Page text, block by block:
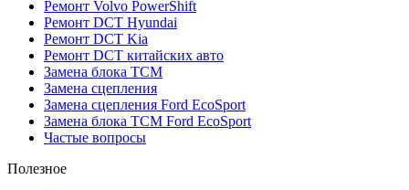
Ремонт Volvo PowerShift
Ремонт DCT Hyundai
Ремонт DCT Kia
Ремонт DCT китайских авто
Замена блока TCM
Замена сцепления
Замена сцепления Ford EcoSport
Замена блока TCM Ford EcoSport
Частые вопросы
Полезное